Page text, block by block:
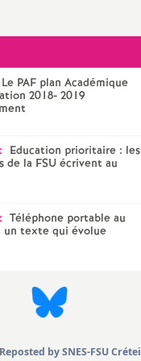
militant-e-s
+
Le PAFplan Académique
2018- 2019
Education prioritaire : les
de la FSUécrivent au
Téléphone portable au
un texte qui évolue